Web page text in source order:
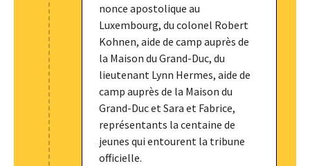
nonce apostolique au
Luxembourg, du colonel Robert
Kohnen, aide de camp auprès de
la Maison du Grand-Duc, du
lieutenant Lynn Hermes, aide de
camp auprès de la Maison du
Grand-Duc et Sara et Fabrice,
représentants la centaine de
jeunes qui entourent la tribune
officielle.